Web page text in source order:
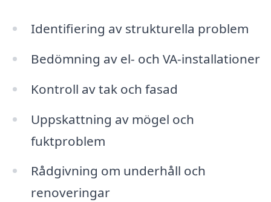
Identifiering av strukturella problem
Bedömning av el- och VA-installationer
Kontroll av tak och fasad
Uppskattning av mögel och
fuktproblem
Rådgivning om underhåll och
renoveringar